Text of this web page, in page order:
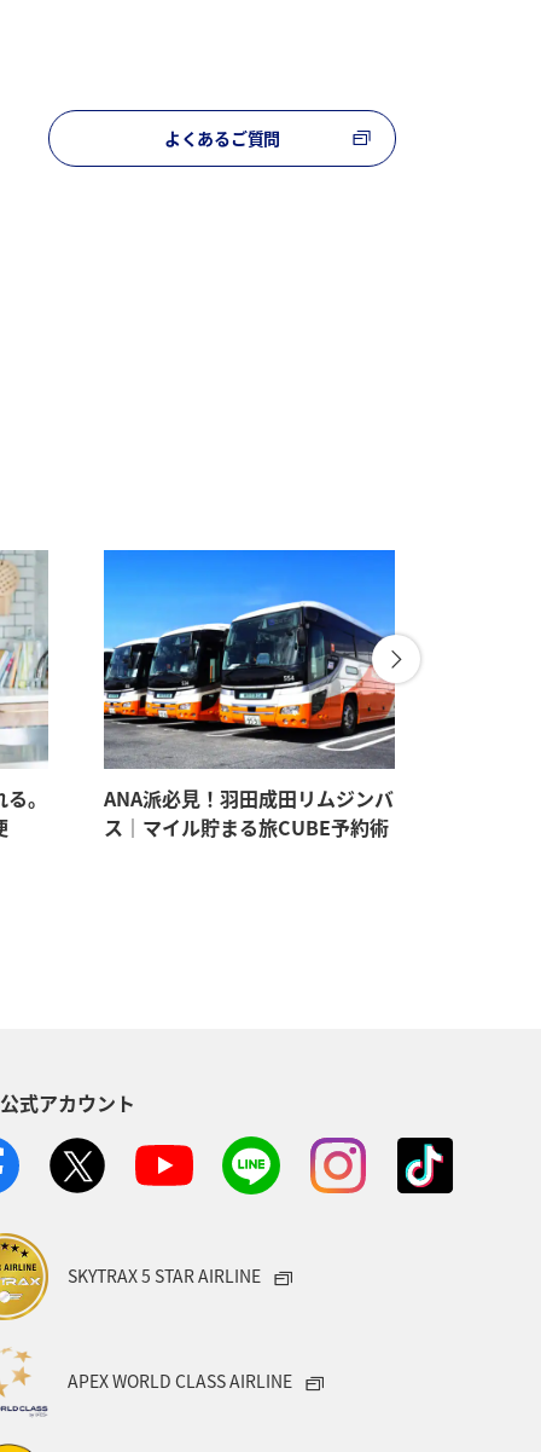
よくあるご質問
。
ANA派必見！羽田成田リムジンバ
ス｜マイル貯まる旅CUBE予約術
式アカウント
SKYTRAX 5 STAR AIRLINE
APEX WORLD CLASS AIRLINE